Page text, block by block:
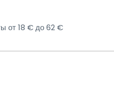
от 18 € до 62 €